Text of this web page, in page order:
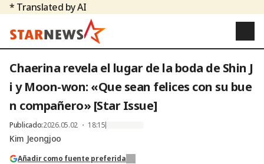
* Translated by AI
Chaerina revela el lugar de la boda de Shin J
i y Moon-won: «Que sean felices con su bue
n compañero» [Star Issue]
Publicado:2026.05.02 ・ 18:15
Kim Jeongjoo
Añadir como fuente preferida